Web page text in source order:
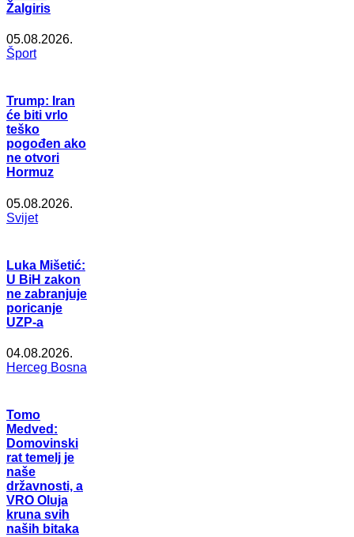
Žalgiris
05.08.2026.
Šport
Trump: Iran
će biti vrlo
teško
pogođen ako
ne otvori
Hormuz
05.08.2026.
Svijet
Luka Mišetić:
U BiH zakon
ne zabranjuje
poricanje
UZP-a
04.08.2026.
Herceg Bosna
Tomo
Medved:
Domovinski
rat temelj je
naše
državnosti, a
VRO Oluja
kruna svih
naših bitaka